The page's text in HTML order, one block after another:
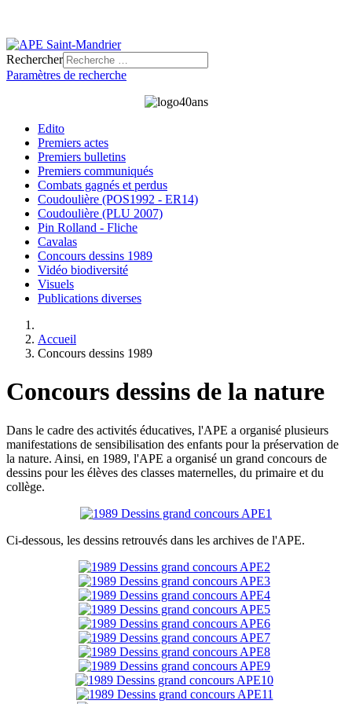
Rechercher
Paramètres de recherche
Edito
Premiers actes
Premiers bulletins
Premiers communiqués
Combats gagnés et perdus
Coudoulière (POS1992 - ER14)
Coudoulière (PLU 2007)
Pin Rolland - Fliche
Cavalas
Concours dessins 1989
Vidéo biodiversité
Visuels
Publications diverses
Accueil
Concours dessins 1989
Concours dessins de la nature
Dans le cadre des activités éducatives, l'APE a organisé plusieurs
manifestations de sensibilisation des enfants pour la préservation de
la nature. Ainsi, en 1989, l'APE a organisé un grand concours de
dessins pour les élèves des classes maternelles, du primaire et du
collège.
Ci-dessous, les dessins retrouvés dans les archives de l'APE.